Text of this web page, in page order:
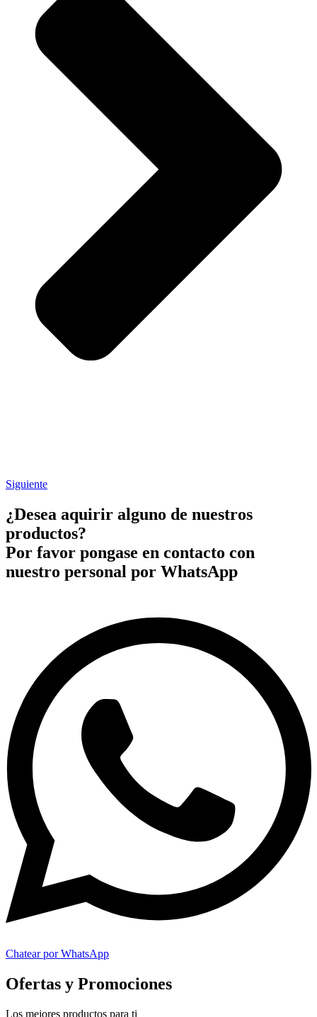
Siguiente
¿Desea aquirir alguno de nuestros
productos?
Por favor pongase en contacto con
nuestro personal por WhatsApp
Chatear por WhatsApp
Ofertas y Promociones
Los mejores productos para ti